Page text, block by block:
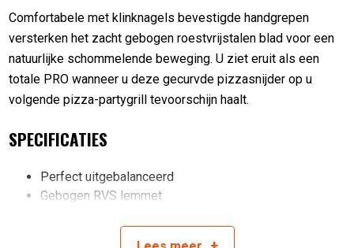
Comfortabele met klinknagels bevestigde handgrepen
versterken het zacht gebogen roestvrijstalen blad voor een
natuurlijke schommelende beweging. U ziet eruit als een
totale PRO wanneer u deze gecurvde pizzasnijder op u
volgende pizza-partygrill tevoorschijn haalt.
SPECIFICATIES
Perfect uitgebalanceerd
Gebogen RVS lemmet